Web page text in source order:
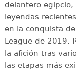
delantero
leyendas
en la conquista
League de 2019.
la afición tras
las etapas más